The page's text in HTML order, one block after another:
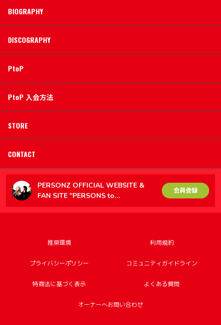
BIOGRAPHY
DISCOGRAPHY
PtoP
PtoP 入会方法
STORE
CONTACT
PERSONZ OFFICIAL WEBSITE &
FAN SITE "PERSONS to
PERSONZ（PtoP）"
会員登録
推奨環境 利用規約
プライバシーポリシー コミュニティガイドライン
特商法に基づく表示 よくある質問
オーナーへお問い合わせ